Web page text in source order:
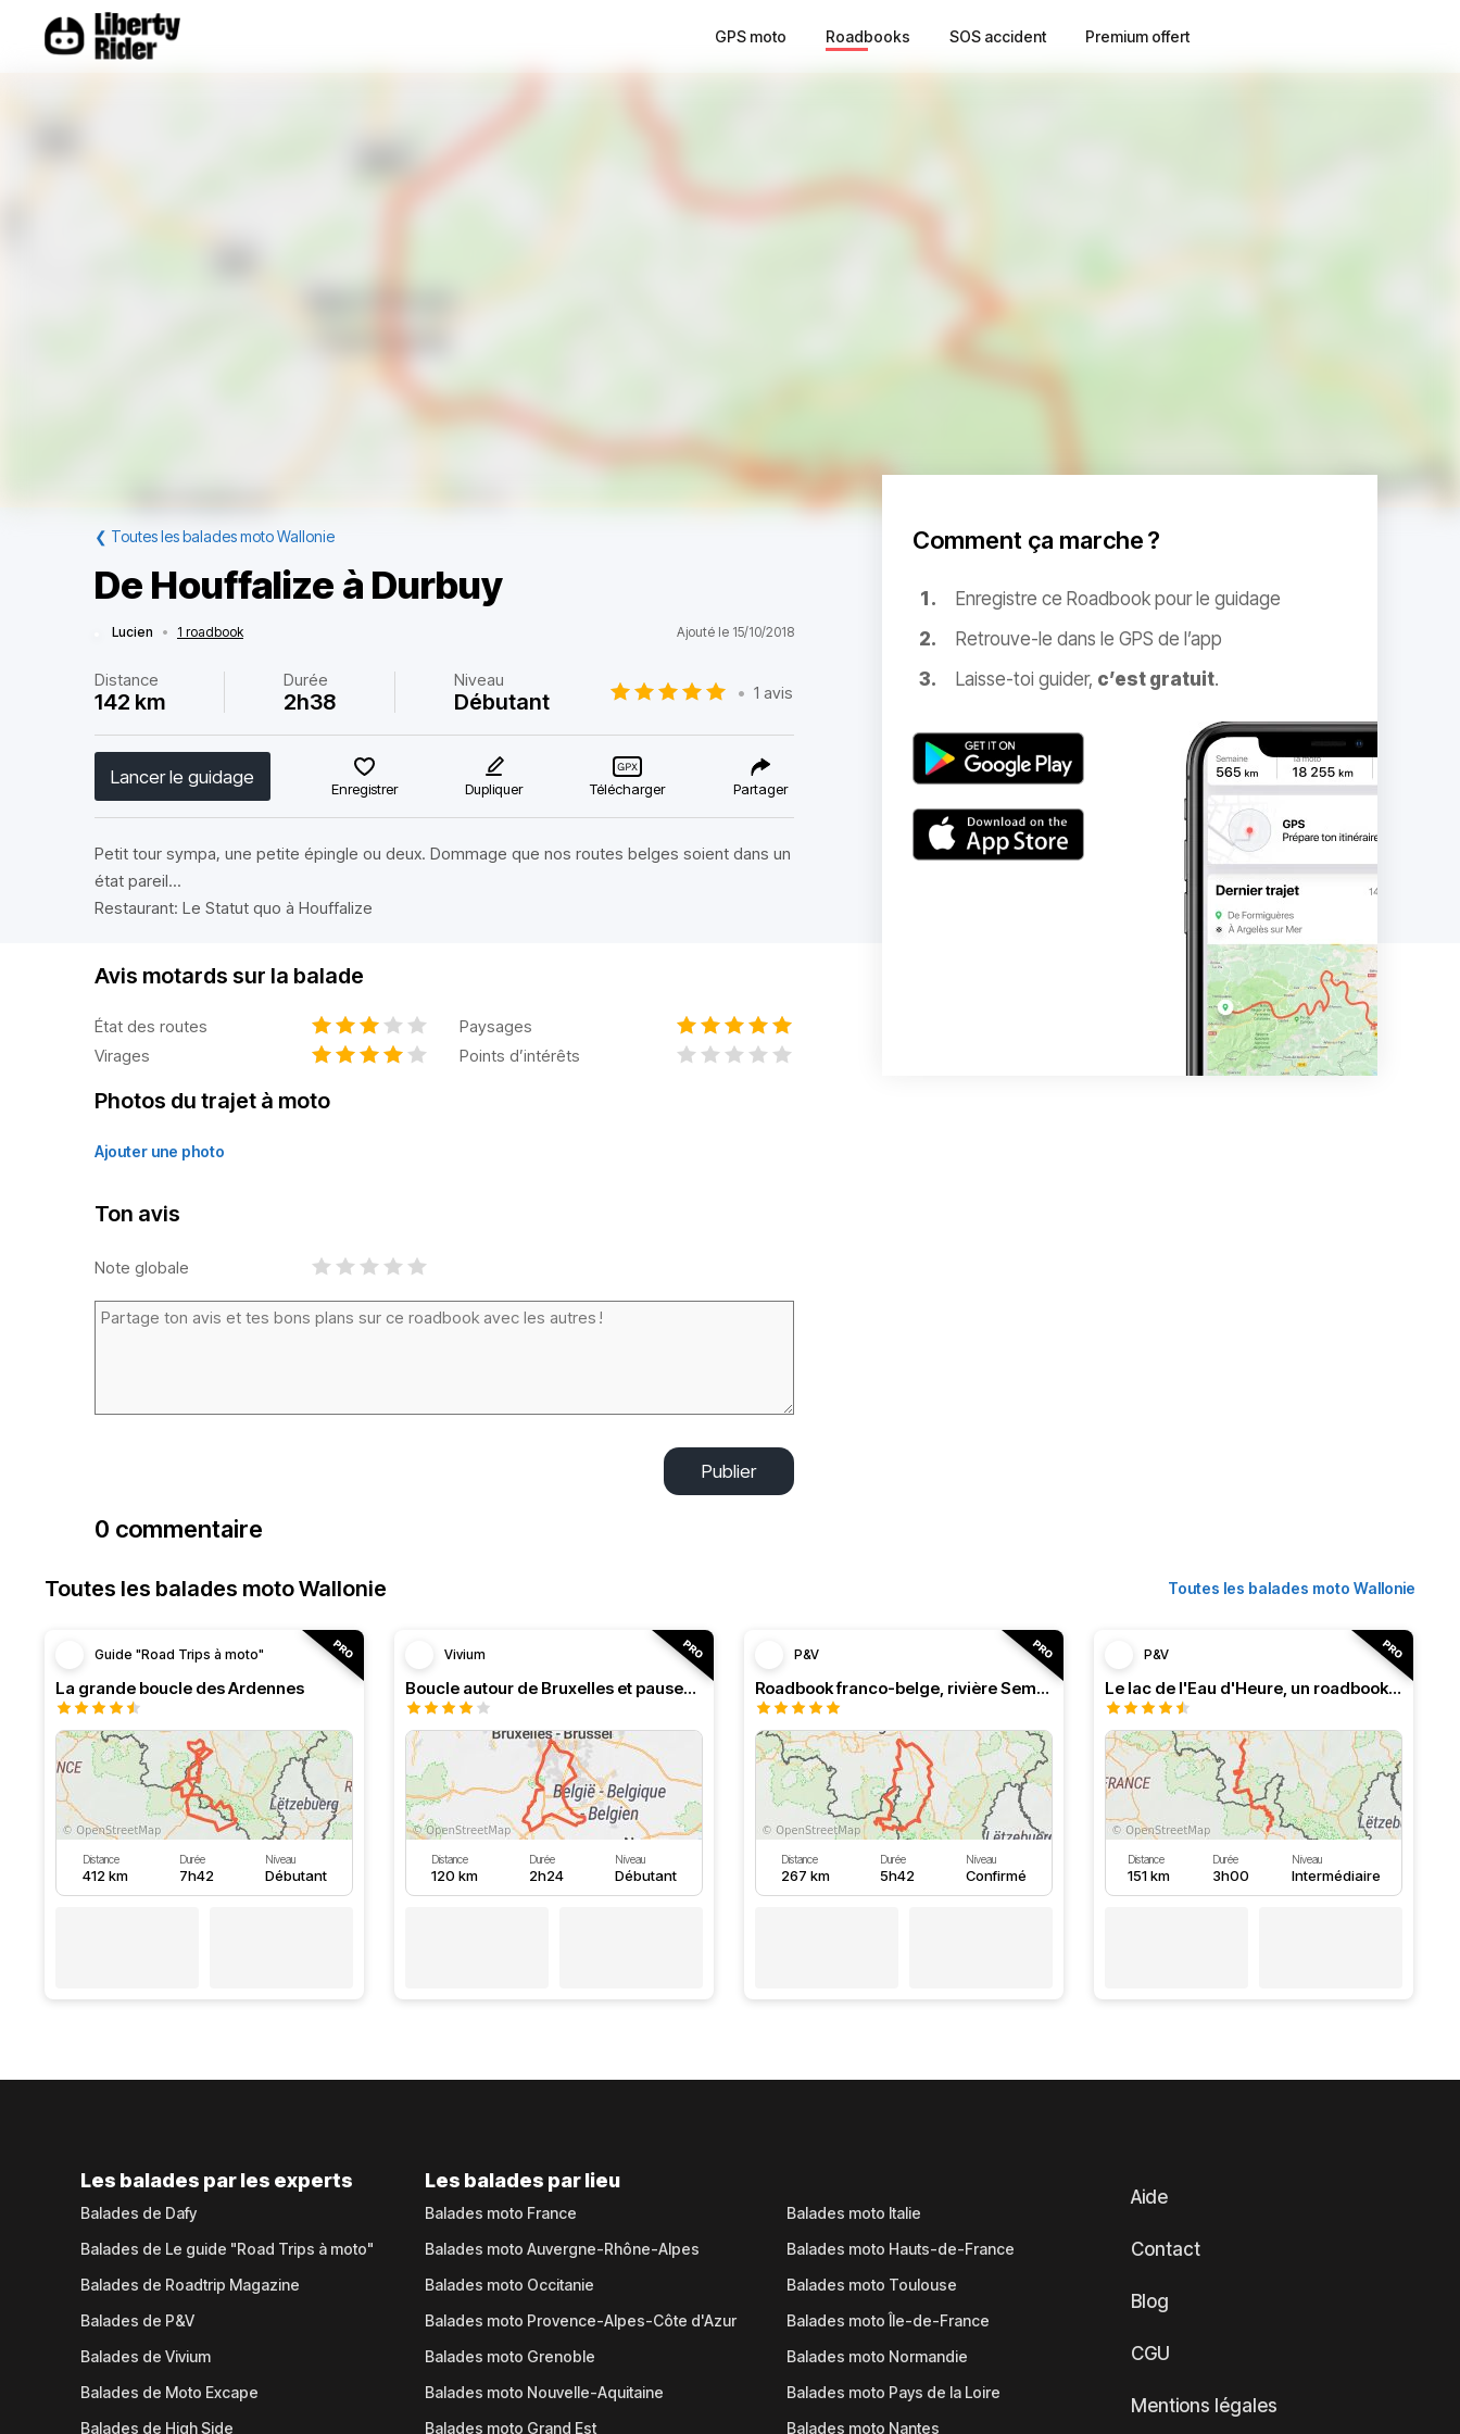
GPS moto Roadbooks SOS accident Premium offert
❮ Toutes les balades moto Wallonie
De Houffalize à Durbuy
Lucien • 1 roadbook Ajouté le 15/10/2018
Distance
142 km
Durée
2h38
Niveau
Débutant • 1 avis
Lancer le guidage
Enregistrer Dupliquer Télécharger Partager
Petit tour sympa, une petite épingle ou deux. Dommage que nos routes belges soient dans un
état pareil...
Restaurant: Le Statut quo à Houffalize
Comment ça marche ?
Enregistre ce Roadbook pour le guidage
Retrouve-le dans le GPS de l’app
Laisse-toi guider, c’est gratuit.
Avis motards sur la balade
État des routes
Paysages
Virages
Points d’intérêts
Photos du trajet à moto
Ajouter une photo
Ton avis
Note globale
Publier
0 commentaire
Toutes les balades moto Wallonie Toutes les balades moto Wallonie
Guide "Road Trips à moto"
La grande boucle des Ardennes
Distance
412 km
Durée
7h42
Niveau
Débutant
Vivium
Boucle autour de Bruxelles et pauses au bord de l'eau
Distance
120 km
Durée
2h24
Niveau
Débutant
P&V
Roadbook franco-belge, rivière Semois dans les Ardennes
Distance
267 km
Durée
5h42
Niveau
Confirmé
P&V
Le lac de l'Eau d'Heure, un roadbook rafraîchissant
Distance
151 km
Durée
3h00
Niveau
Intermédiaire
Les balades par les experts
Balades de Dafy
Balades de Le guide "Road Trips à moto"
Balades de Roadtrip Magazine
Balades de P&V
Balades de Vivium
Balades de Moto Excape
Balades de High Side
Les balades par lieu
Balades moto France
Balades moto Auvergne-Rhône-Alpes
Balades moto Occitanie
Balades moto Provence-Alpes-Côte d'Azur
Balades moto Grenoble
Balades moto Nouvelle-Aquitaine
Balades moto Grand Est
Balades moto Italie
Balades moto Hauts-de-France
Balades moto Toulouse
Balades moto Île-de-France
Balades moto Normandie
Balades moto Pays de la Loire
Balades moto Nantes
Aide
Contact
Blog
CGU
Mentions légales